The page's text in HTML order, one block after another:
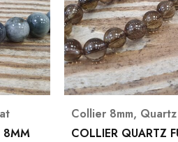
Collier 8mm, Quartz fumé
COLLIER QUARTZ FUME